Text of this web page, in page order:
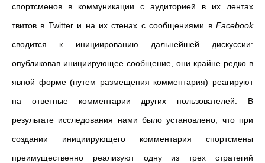
спортсменов в коммуникации с аудиторией в их лентах
твитов в Twitter и на их стенах с сообщениями в Facebook
сводится к инициированию дальнейшей дискуссии:
опубликовав инициирующее сообщение, они крайне редко в
явной форме (путем размещения комментария) реагируют
на ответные комментарии других пользователей. В
результате исследования нами было установлено, что при
создании инициирующего комментария спортсмены
преимущественно реализуют одну из трех стратегий